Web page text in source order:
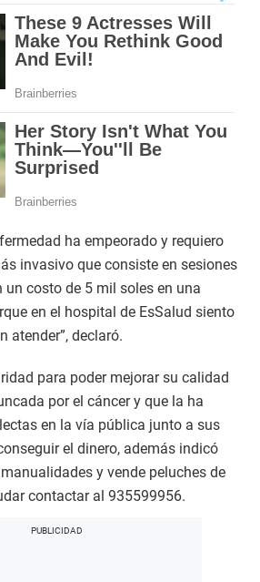
ha empeorado y requiero
invasivo que consiste en sesiones
costo de 5 mil soles en una
en el hospital de EsSalud siento
atender”, declaró.
para poder mejorar su calidad
por el cáncer y que la ha
en la vía pública junto a sus
el dinero, además indicó
y vende peluches de
contactar al 935599956.